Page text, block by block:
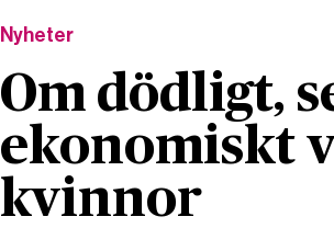
Nyheter
Om dödligt,
ekonomiskt
kvinnor